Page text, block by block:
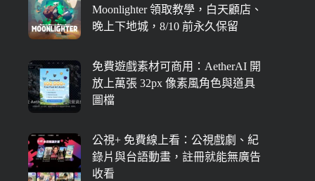
Moonlighter 領取教學，白天顧店、
晚上下地城，8/10 前永久保留
免費遊戲素材可商用：AetherAI 開
放上萬張 32px 像素風角色與道具
圖檔
公視+ 免費線上看：公視戲劇、紀
錄片與台語動畫，註冊就能無廣告
收看